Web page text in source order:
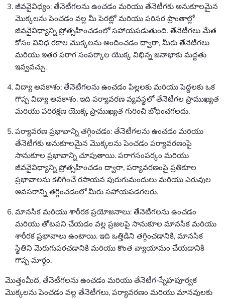
జీవవైవిధ్యం: తేనెటీగలను ఉంచడం మరియు తేనెటీగకు అనుకూలమైన
మొక్కలను పెంచడం వల్ల మీ పెరట్లో మరియు పరిసర ప్రాంతాల్లో
జీవవైవిధ్యాన్ని ప్రోత్సహించడంలో సహాయపడుతుంది. తేనెటీగలు మేత
కోసం వివిధ రకాల మొక్కలను అందించడం ద్వారా, మీరు తేనెటీగలు
మరియు ఇతర పరాగ సంపర్కాల యొక్క విభిన్న జనాభాకు మద్దతు
ఇవ్వవచ్చు.
విద్యా అవకాశం: తేనెటీగలను ఉంచడం పిల్లలకు మరియు పెద్దలకు ఒక
గొప్ప విద్యా అవకాశం. ఇది పర్యావరణ వ్యవస్థలో తేనెటీగల ప్రాముఖ్యత
మరియు పరిరక్షణ యొక్క ప్రాముఖ్యత గురించి బోధించగలదు.
పర్యావరణ ప్రభావాన్ని తగ్గించడం: తేనెటీగలను ఉంచడం మరియు
తేనెటీగకు అనుకూలమైన మొక్కలను పెంచడం పర్యావరణంపై
సానుకూల ప్రభావాన్ని చూపుతాయి. పరాగసంపర్కం మరియు
జీవవైవిధ్యాన్ని ప్రోత్సహించడం ద్వారా, పర్యావరణంపై ప్రతికూల
ప్రభావాలను కలిగించే రసాయన పురుగుమందులు మరియు ఎరువుల
అవసరాన్ని తగ్గించడంలో మీరు సహాయపడగలరు.
మానసిక మరియు శారీరక ప్రయోజనాలు: తేనెటీగలను ఉంచడం
మరియు తోటపని చేయడం వల్ల ప్రజలపై సానుకూల మానసిక మరియు
శారీరక ప్రభావాలు ఉంటాయి. ఇది ఒత్తిడిని తగ్గించడానికి, మానసిక
స్థితిని మెరుగుపరచడానికి మరియు కొంత వ్యాయామం చేయడానికి
గొప్ప మార్గం.
మొత్తంమీద, తేనెటీగలను ఉంచడం మరియు తేనెటీగ-స్నేహపూర్వక
మొక్కలను పెంచడం వల్ల తేనెటీగలు, పర్యావరణం మరియు మానవులకు